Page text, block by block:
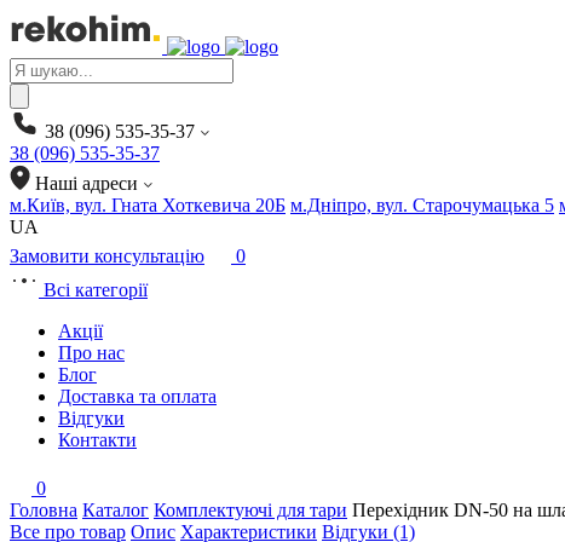
Products
search
38 (096) 535-35-37
38 (096) 535-35-37
Наші адреси
м.Київ, вул. Гната Хоткевича 20Б м.Дніпро, вул. Старочумацька 5
UA
Замовити консультацію
0
Всі категорії
Акції
Про нас
Блог
Доставка та оплата
Відгуки
Контакти
0
Головна Каталог Комплектуючі для тари Перехідник DN-50 на
Все про товар Опис Характеристики Відгуки (1)